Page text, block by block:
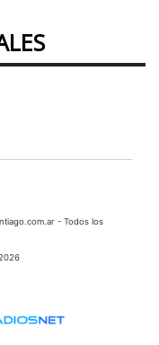
- Todos los